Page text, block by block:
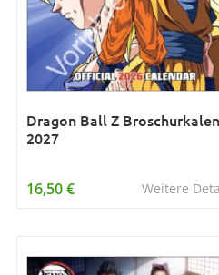
Dragon Ball Z
2027
Weitere
16,50 €